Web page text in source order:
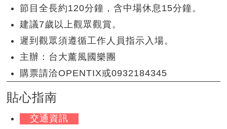
節目全長約120分鐘，含中場休息15分鐘。
建議7歲以上觀眾觀賞。
遲到觀眾須遵循工作人員指示入場。
主辦：台大薰風國樂團
購票請洽OPENTIX或0932184345
貼心指南
交通資訊